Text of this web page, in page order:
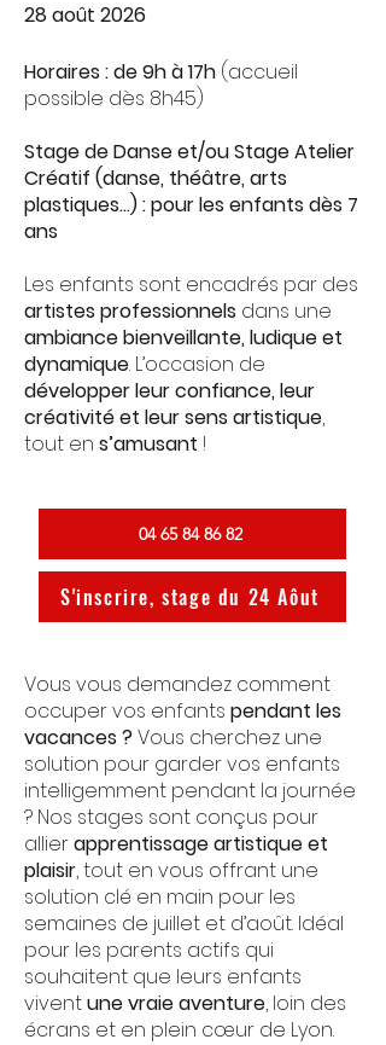
28 août 2026
Horaires : de 9h à 17h (accueil
possible dès 8h45)
Stage de Danse et/ou Stage Atelier
Créatif (danse, théâtre, arts
plastiques...) : pour les enfants dès 7
ans
Les enfants sont encadrés par des
artistes professionnels dans une
ambiance bienveillante, ludique et
dynamique. L’occasion de
développer leur confiance, leur
créativité et leur sens artistique,
tout en s’amusant !
04 65 84 86 82
S'inscrire, stage du 24 Aôut
Vous vous demandez comment
occuper vos enfants pendant les
vacances ?Vous cherchez une
solution pour garder vos enfants
intelligemment pendant la journée
? Nos stages sont conçus pour
allierapprentissage artistique et
plaisir, tout en vous offrant une
solution clé en main pour les
semaines de juillet et d’août. Idéal
pour les parents actifs qui
souhaitent que leurs enfants
viventune vraie aventure, loin des
écrans et en plein cœur de Lyon.